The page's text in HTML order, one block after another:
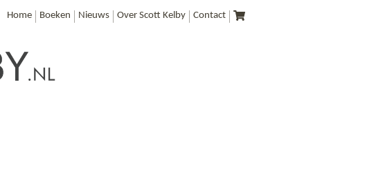
Home Boeken Nieuws Over Scott Kelby Contact